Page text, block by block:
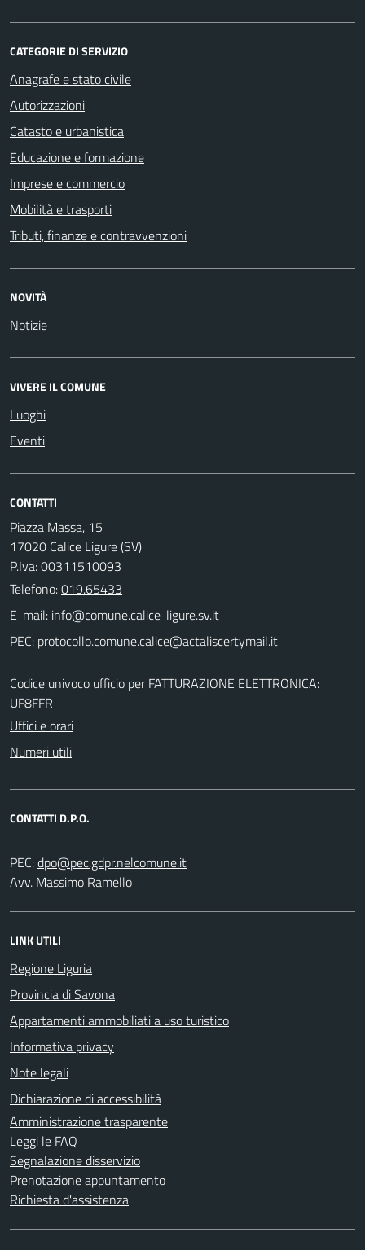
CATEGORIE DI SERVIZIO
Anagrafe e stato civile
Autorizzazioni
Catasto e urbanistica
Educazione e formazione
Imprese e commercio
Mobilità e trasporti
Tributi, finanze e contravvenzioni
NOVITÀ
Notizie
VIVERE IL COMUNE
Luoghi
Eventi
CONTATTI
Piazza Massa, 15
17020 Calice Ligure (SV)
P.Iva: 00311510093
Telefono:019.65433
E-mail:
PEC:
Codice univoco ufficio per FATTURAZIONE ELETTRONICA:
UF8FFR
Uffici e orari
Numeri utili
CONTATTI D.P.O.
PEC:
Avv. Massimo Ramello
LINK UTILI
Regione Liguria
Provincia di Savona
Appartamenti ammobiliati a uso turistico
Informativa privacy
Note legali
Dichiarazione di accessibilità
Amministrazione trasparente
Leggi le FAQ
Segnalazione disservizio
Prenotazione appuntamento
Richiesta d'assistenza